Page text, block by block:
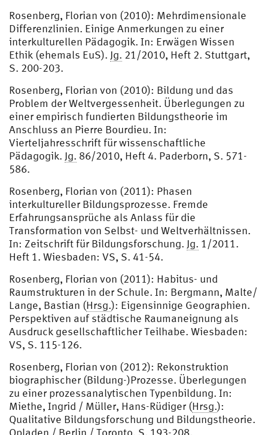
Rosenberg, Florian von (2010): Mehrdimensionale
Differenzlinien. Einige Anmerkungen zu einer
interkulturellen Pädagogik. In: Erwägen Wissen
Ethik (ehemals EuS). Jg. 21/2010, Heft 2. Stuttgart,
S. 200-203.
Rosenberg, Florian von (2010): Bildung und das
Problem der Weltvergessenheit. Überlegungen zu
einer empirisch fundierten Bildungstheorie im
Anschluss an Pierre Bourdieu. In:
Vierteljahresschrift für wissenschaftliche
Pädagogik. Jg. 86/2010, Heft 4. Paderborn, S. 571-
586.
Rosenberg, Florian von (2011): Phasen
interkultureller Bildungsprozesse. Fremde
Erfahrungsansprüche als Anlass für die
Transformation von Selbst- und Weltverhältnissen.
In: Zeitschrift für Bildungsforschung. Jg. 1/2011.
Heft 1. Wiesbaden: VS, S. 41-54.
Rosenberg, Florian von (2011): Habitus- und
Raumstrukturen in der Schule. In: Bergmann, Malte/
Lange, Bastian (Hrsg.): Eigensinnige Geographien.
Perspektiven auf städtische Raumaneignung als
Ausdruck gesellschaftlicher Teilhabe. Wiesbaden:
VS, S. 115-126.
Rosenberg, Florian von (2012): Rekonstruktion
biographischer (Bildung-)Prozesse. Überlegungen
zu einer prozessanalytischen Typenbildung. In:
Miethe, Ingrid / Müller, Hans-Rüdiger (Hrsg.):
Qualitative Bildungsforschung und Bildungstheorie.
Opladen / Berlin / Toronto, S. 193-208.